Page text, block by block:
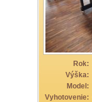
Rok:
Výška:
Model:
Vyhotovenie: